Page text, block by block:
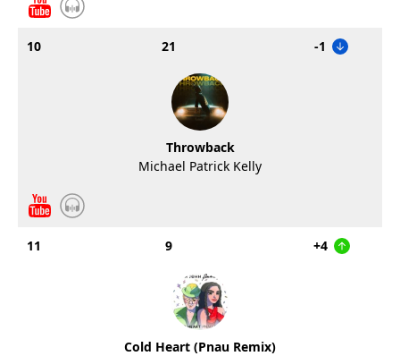
10 21 -1
Throwback
Michael Patrick Kelly
11 9 +4
Cold Heart (Pnau Remix)